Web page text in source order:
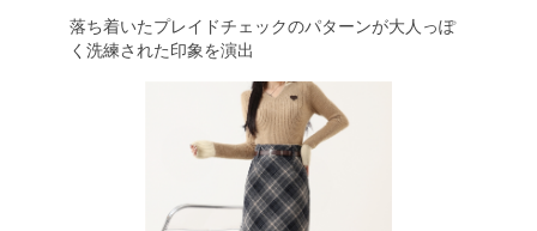
落ち着いたプレイドチェックのパターンが大人っぽ
く洗練された印象を演出